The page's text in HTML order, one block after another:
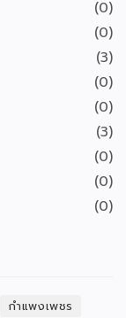
(0)
(0)
(3)
(0)
(0)
(3)
(0)
(0)
(0)
กำแพงเพชร